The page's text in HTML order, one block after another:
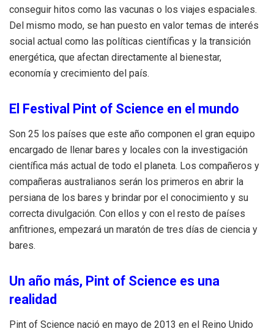
conseguir hitos como las vacunas o los viajes espaciales.
Del mismo modo, se han puesto en valor temas de interés
social actual como las políticas científicas y la transición
energética, que afectan directamente al bienestar,
economía y crecimiento del país.
El Festival Pint of Science en el mundo
Son 25 los países que este año componen el gran equipo
encargado de llenar bares y locales con la investigación
científica más actual de todo el planeta. Los compañeros y
compañeras australianos serán los primeros en abrir la
persiana de los bares y brindar por el conocimiento y su
correcta divulgación. Con ellos y con el resto de países
anfitriones, empezará un maratón de tres días de ciencia y
bares.
Un año más, Pint of Science es una
realidad
Pint of Science nació en mayo de 2013 en el Reino Unido